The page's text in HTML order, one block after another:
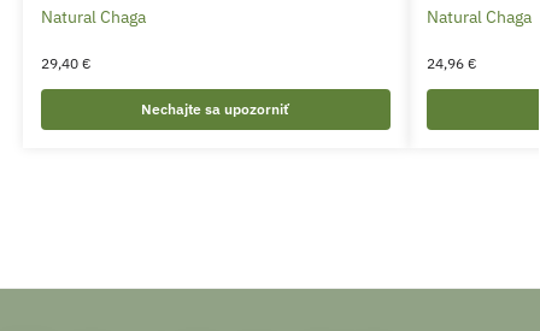
Natural Chaga
29,40 €
Nechajte sa upozorniť
Natural Chaga
24,96 €